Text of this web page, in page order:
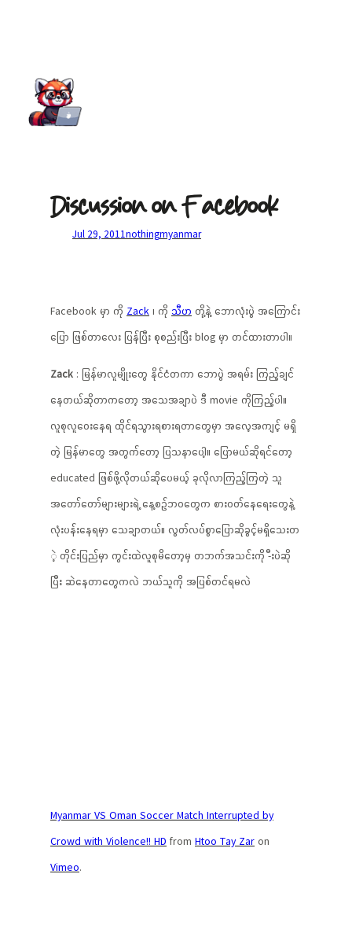
Discussion on Facebook
Jul 29, 2011nothingmyanmar
Facebook မှာ ကို Zack ၊ ကို သီဟ တို့နဲ့ ဘောလုံးပွဲ အကြောင်း
ပြော ဖြစ်တာလေး ပြန်ပြီး စုစည်းပြီး blog မှာ တင်ထားတာပါ။
Zack : မြန်မာလူမျိုးတွေ နိုင်ငံတကာ ဘောပွဲ အရမ်း ကြည့်ချင်
နေတယ်ဆိုတာကတော့ အသေအချာပဲ ဒီ movie ကိုကြည့်ပါ။
လူစုလူဝေးနေရ ထိုင်ရသွားရစားရတာတွေမှာ အလေ့အကျင့် မရှိ
တဲ့ မြန်မာတွေ အတွက်တော့ ပြသနာပေါ့။ ပြောမယ်ဆိုရင်တော့
educated ဖြစ်ဖို့လိုတယ်ဆိုပေမယ့် ခုလိုလာကြည့်ကြတဲ့ သူ
အတော်တော်များများရဲ့ နေ့စဉ်ဘဝတွေက စားဝတ်နေရေးတွေနဲ့
လုံးပန်းနေရမှာ သေချာတယ်။ လွတ်လပ်စွာပြောဆိုခွင့်မရှိသေးတ
ဲ့ တိုင်းပြည်မှာ ကွင်းထဲလူစုမိတော့မှ တဘက်အသင်းကို -ီးပဲဆို
ပြီး ဆဲနေတာတွေကလဲ ဘယ်သူကို အပြစ်တင်ရမလဲ
Myanmar VS Oman Soccer Match Interrupted by
Crowd with Violence!! HD from Htoo Tay Zar on
Vimeo.